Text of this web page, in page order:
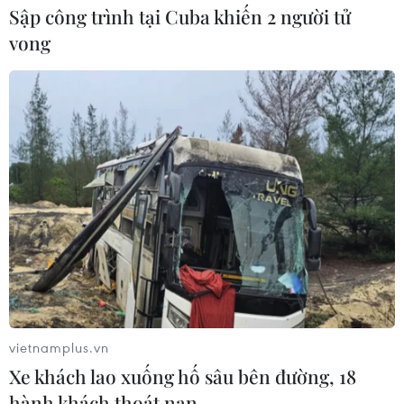
Hàn Quốc xác nhận Triều Tiên
phóng ít nhất 1 tên lửa đạn đạo tầm
ngắn
06/08/2026 09:41
Quân đội Hàn Quốc thông báo Triều
Tiên phóng vật thể chưa xác định
06/08/2026 08:31
Dấu mốc quan trọng trong quan hệ
Việt Nam-Australia
Sập công trình tại Cuba khiến 2 người tử
vong
vietnamplus.vn
Xe khách lao xuống hố sâu bên đường, 18